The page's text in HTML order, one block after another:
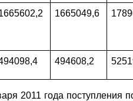
1665049,6
494608,2
2011 года поступления